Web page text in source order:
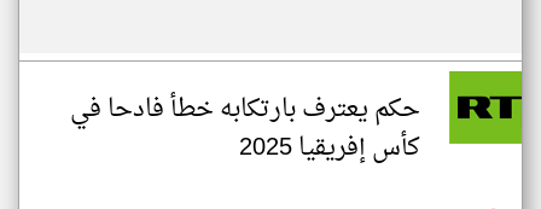
حكم يعترف بارتكابه خطأ فادحا في
كأس إفريقيا 2025